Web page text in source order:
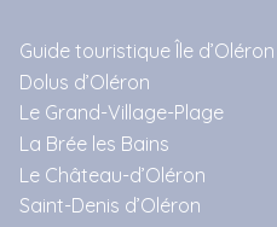
Guide touristique Île d’Oléron
Dolus d’Oléron
Le Grand-Village-Plage
La Brée les Bains
Le Château-d’Oléron
Saint-Denis d’Oléron